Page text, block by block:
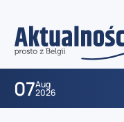
07Aug
2026